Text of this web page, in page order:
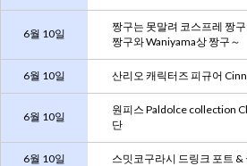
6월 10일
짱구는 못말려 코스프레 짱
짱구와 Waniyama상 짱구～
6월 10일 산리오 캐릭터즈 피규어
6월 10일
원피스 Paldolce collection
단
6월 10일 스밋코구라시 드링크 포트 &